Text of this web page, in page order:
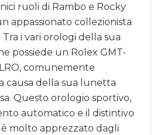
ruoli di Rambo e Rocky
appassionato collezionista
i vari orologi della sua
possiede un Rolex GMT-
comunemente
causa della sua lunetta
Questo orologio sportivo,
automatico e il distintivo
molto apprezzato dagli